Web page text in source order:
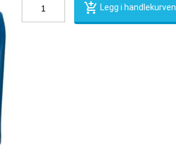
Legg i handlekurven